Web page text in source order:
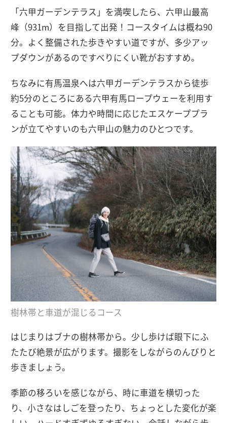
「六甲ガーデンテラス」を満喫したら、六甲山最高
峰（931m）を目指して出発！コースタイムは概ね90
分。よく整備された歩きやすい道ですが、多少アッ
プダウンがあるのですべりにくい靴がおすすめ。
ちなみに有馬温泉へは六甲ガーデンテラスから徒歩
約5分のところにある六甲有馬ロープウェーを利用す
ることも可能。体力や時間に応じたエスケーププラ
ンが立てやすいのも六甲山の魅力のひとつです。
樹林帯と車道が混じるコース
はじまりはブナの樹林帯から。少し歩けば眼下にふ
たたび絶景が広がります。撮影をしながらのんびりと
歩きましょう。
季節の移ろいを感じながら、時に車道を横切った
り、小さなはしごを登ったり、ちょっとした変化が楽